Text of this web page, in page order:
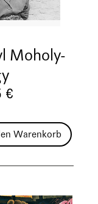
Moholy-
€
Warenkorb